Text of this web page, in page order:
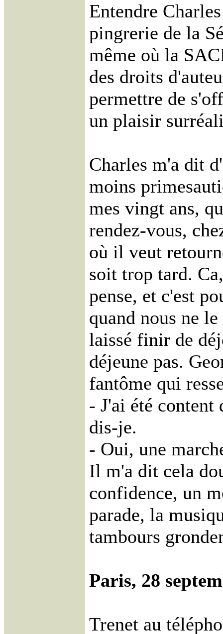
Entendre
pingrerie de la
même où la
des droits
permettre de
un plaisir
Charles m'a dit
moins
mes vingt ans,
rendez-vous,
où il veut
soit trop tard.
pense, et c'est
quand nous ne
laissé finir de
déjeune pas.
fantôme qui
- J'ai été
dis-je.
- Oui, une
Il m'a dit cela
confidence, un
parade, la
tambours
Paris, 28
Trenet au